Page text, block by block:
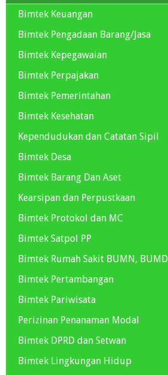
Bimtek Keuangan
Bimtek Pengadaan Barang/Jasa
Bimtek Kepegawaian
Bimtek Perpajakan
Bimtek Pemerintahan
Bimtek Kesehatan
Kependudukan dan Catatan Sipil
Bimtek Desa
Bimtek Barang Dan Aset
Kearsipan dan Perpustkaan
Bimtek Protokol dan MC
Bimtek Satpol PP
Bimtek Rumah Sakit BUMN, BUMD
Bimtek Pertambangan
Bimtek Pariwisata
Perizinan Penanaman Modal
Bimtek DPRD dan Setwan
Bimtek Lingkungan Hidup